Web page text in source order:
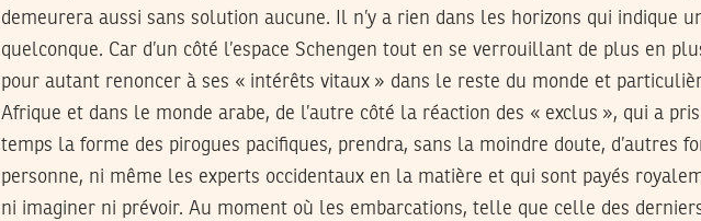
demeurera aussi sans solution aucune. Il n’y a rien dans les horizons qui indique
quelconque. Car d’un côté l’espace Schengen tout en se verrouillant de plus en
pour autant renoncer à ses « intérêts vitaux » dans le reste du monde et
Afrique et dans le monde arabe, de l’autre côté la réaction des « exclus », qui a
temps la forme des pirogues pacifiques, prendra, sans la moindre doute, d’autres
personne, ni même les experts occidentaux en la matière et qui sont payés
ni imaginer ni prévoir. Au moment où les embarcations, telle que celle des